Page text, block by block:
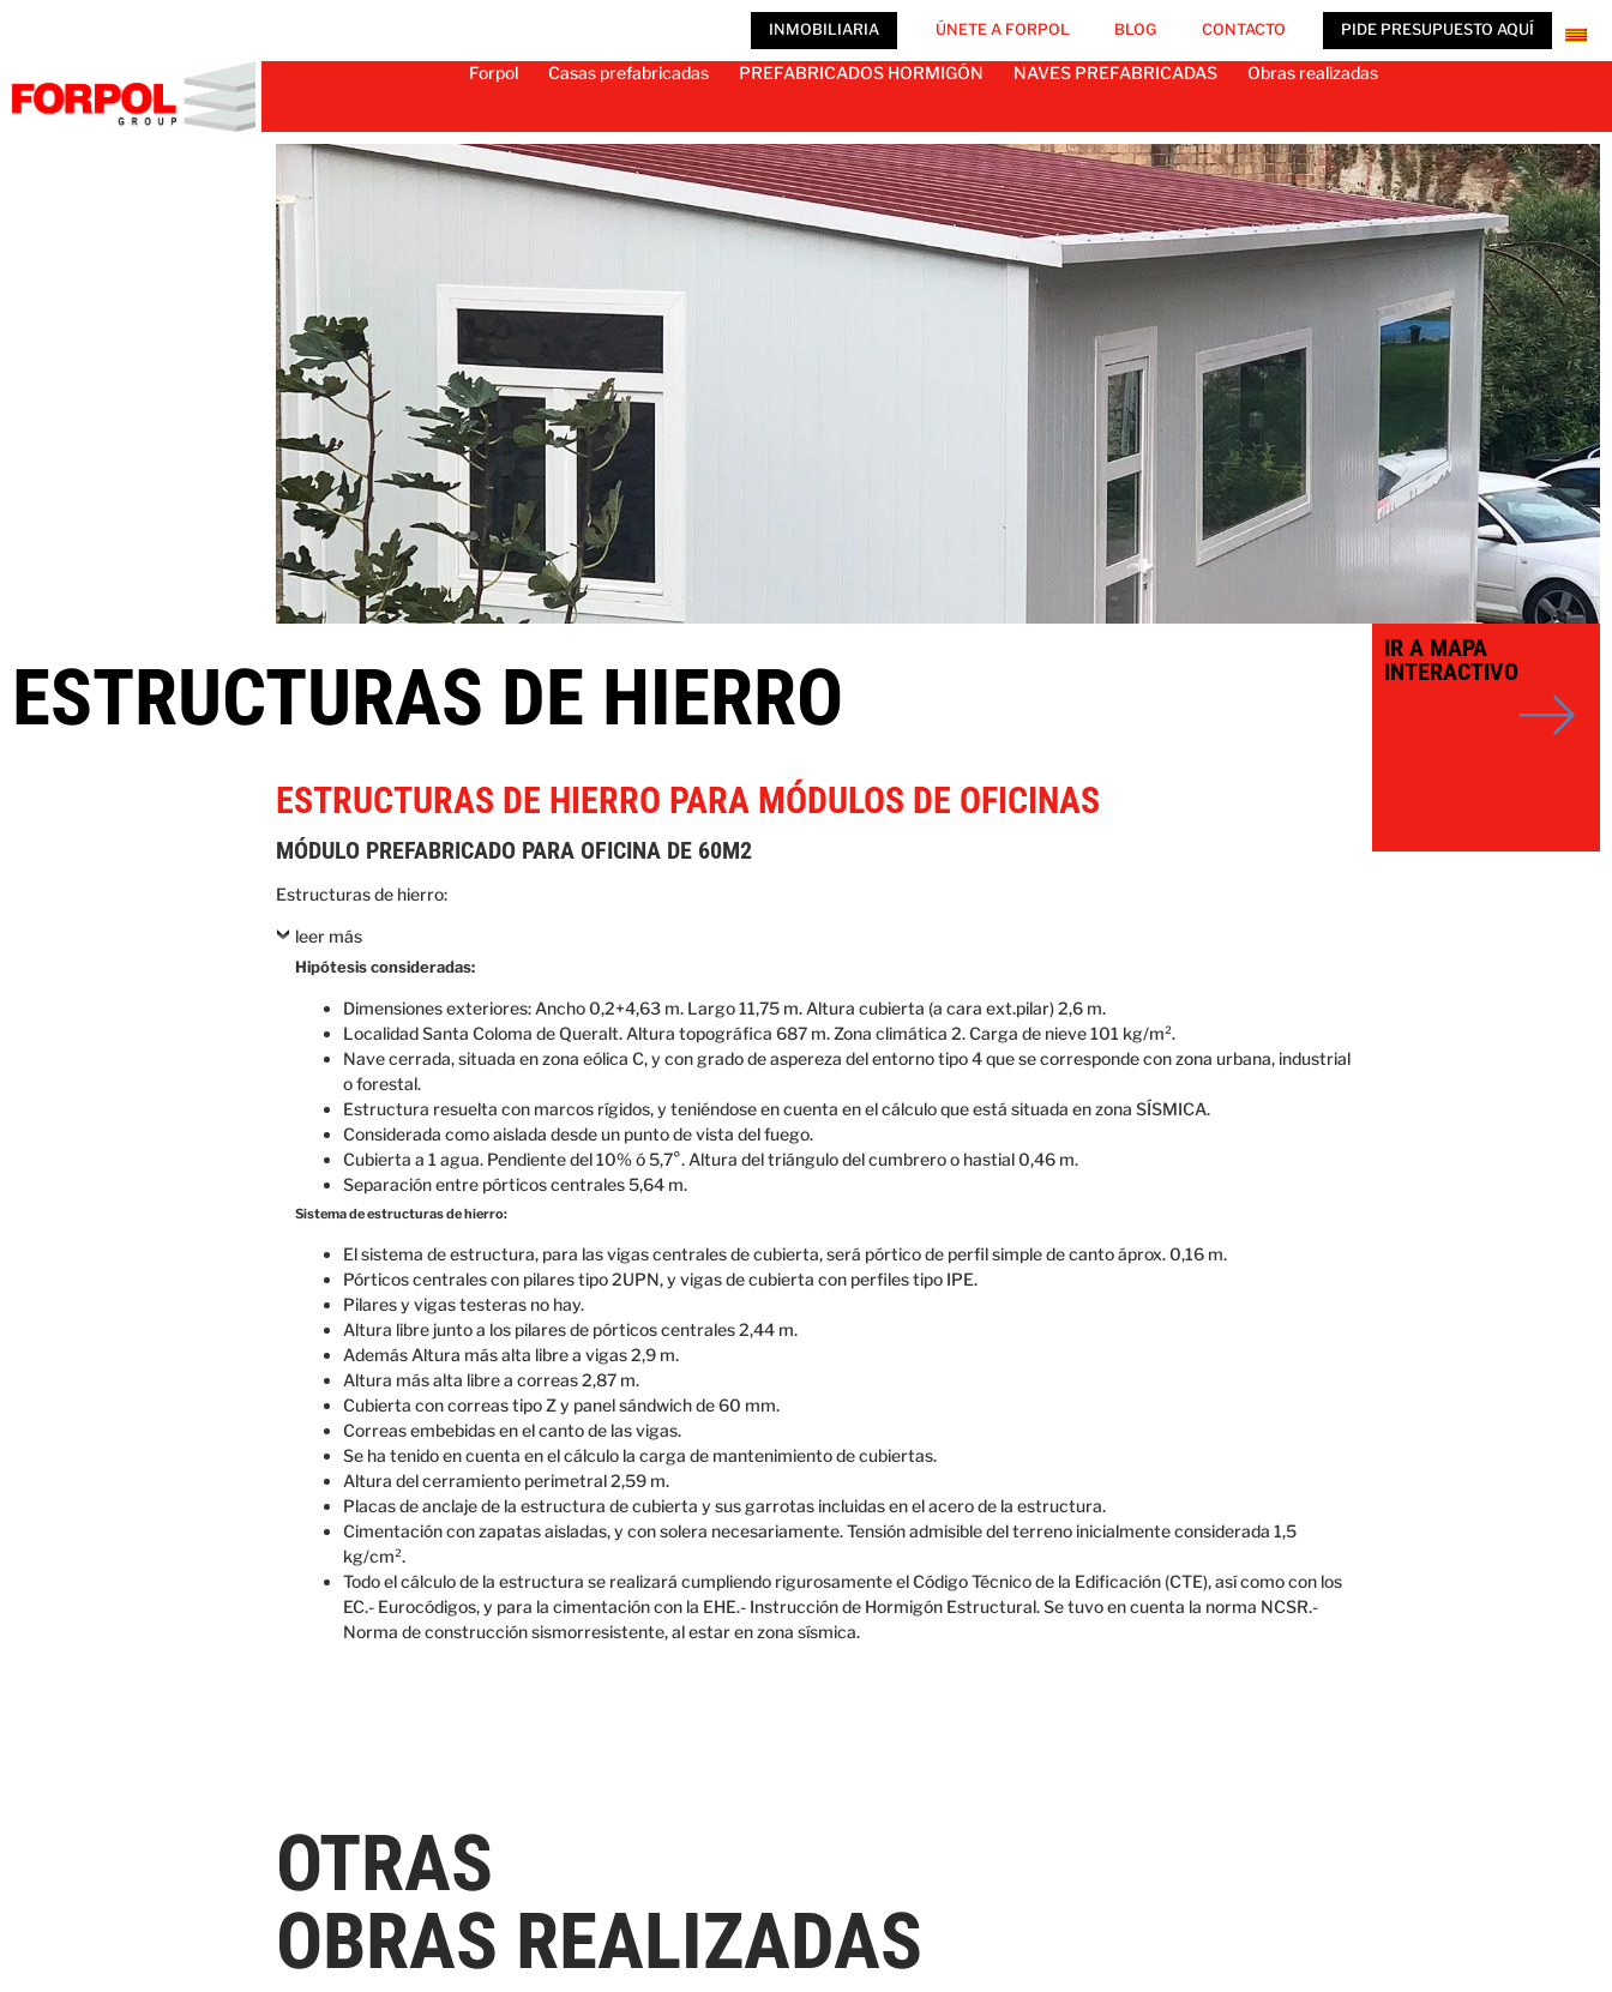
INMOBILIARIA ÚNETE A FORPOL BLOG CONTACTO PIDE PRESUPUESTO AQUÍ
Forpol Casas prefabricadas PREFABRICADOS HORMIGÓN NAVES PREFABRICADAS Obras realizadas
IR A MAPA
INTERACTIVO
ESTRUCTURAS DE HIERRO
ESTRUCTURAS DE HIERRO PARA MÓDULOS DE OFICINAS
MÓDULO PREFABRICADO PARA OFICINA DE 60M2
Estructuras de hierro:
leer más
Hipótesis consideradas:
Dimensiones exteriores: Ancho 0,2+4,63 m. Largo 11,75 m. Altura cubierta (a cara ext.pilar) 2,6 m.
Localidad Santa Coloma de Queralt. Altura topográfica 687 m. Zona climática 2. Carga de nieve 101 kg/m².
Nave cerrada, situada en zona eólica C, y con grado de aspereza del entorno tipo 4 que se corresponde con zona urbana, industrial
o forestal.
Estructura resuelta con marcos rígidos, y teniéndose en cuenta en el cálculo que está situada en zona SÍSMICA.
Considerada como aislada desde un punto de vista del fuego.
Cubierta a 1 agua. Pendiente del 10% ó 5,7°. Altura del triángulo del cumbrero o hastial 0,46 m.
Separación entre pórticos centrales 5,64 m.
Sistema de estructuras de hierro:
El sistema de estructura, para las vigas centrales de cubierta, será pórtico de perfil simple de canto áprox. 0,16 m.
Pórticos centrales con pilares tipo 2UPN, y vigas de cubierta con perfiles tipo IPE.
Pilares y vigas testeras no hay.
Altura libre junto a los pilares de pórticos centrales 2,44 m.
Además Altura más alta libre a vigas 2,9 m.
Altura más alta libre a correas 2,87 m.
Cubierta con correas tipo Z y panel sándwich de 60 mm.
Correas embebidas en el canto de las vigas.
Se ha tenido en cuenta en el cálculo la carga de mantenimiento de cubiertas.
Altura del cerramiento perimetral 2,59 m.
Placas de anclaje de la estructura de cubierta y sus garrotas incluidas en el acero de la estructura.
Cimentación con zapatas aisladas, y con solera necesariamente. Tensión admisible del terreno inicialmente considerada 1,5
kg/cm².
Todo el cálculo de la estructura se realizará cumpliendo rigurosamente el Código Técnico de la Edificación (CTE), así como con los
EC.- Eurocódigos, y para la cimentación con la EHE.- Instrucción de Hormigón Estructural. Se tuvo en cuenta la norma NCSR.-
Norma de construcción sismorresistente, al estar en zona sísmica.
OTRAS
OBRAS REALIZADAS